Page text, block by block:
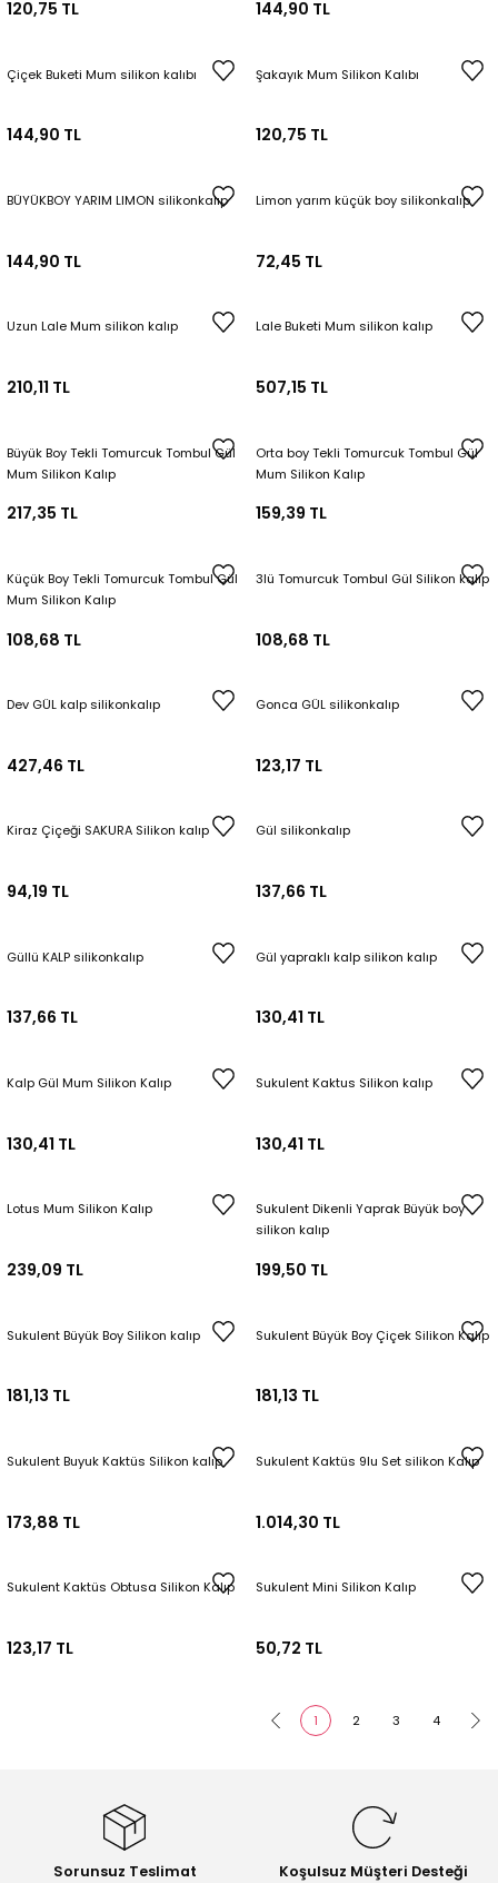
120,75 TL 144,90 TL
Çiçek Buketi Mum silikon kalıbı
144,90 TL
Şakayık Mum Silikon Kalıbı
120,75 TL
BÜYÜKBOY YARIM LIMON silikonkalıp
144,90 TL
Limon yarım küçük boy silikonkalıp
72,45 TL
Uzun Lale Mum silikon kalıp
210,11 TL
Lale Buketi Mum silikon kalıp
507,15 TL
Büyük Boy Tekli Tomurcuk Tombul Gül
Mum Silikon Kalıp
217,35 TL
Orta boy Tekli Tomurcuk Tombul Gül
Mum Silikon Kalıp
159,39 TL
Küçük Boy Tekli Tomurcuk Tombul Gül
Mum Silikon Kalıp
108,68 TL
3lü Tomurcuk Tombul Gül Silikon kalıp
108,68 TL
Dev GÜL kalp silikonkalıp
427,46 TL
Gonca GÜL silikonkalıp
123,17 TL
Kiraz Çiçeği SAKURA Silikon kalıp
94,19 TL
Gül silikonkalıp
137,66 TL
Güllü KALP silikonkalıp
137,66 TL
Gül yapraklı kalp silikon kalıp
130,41 TL
Kalp Gül Mum Silikon Kalıp
130,41 TL
Sukulent Kaktus Silikon kalıp
130,41 TL
Lotus Mum Silikon Kalıp
239,09 TL
Sukulent Dikenli Yaprak Büyük boy
silikon kalıp
199,50 TL
Sukulent Büyük Boy Silikon kalıp
181,13 TL
Sukulent Büyük Boy Çiçek Silikon Kalıp
181,13 TL
Sukulent Buyuk Kaktüs Silikon kalıp
173,88 TL
Sukulent Kaktüs 9lu Set silikon Kalıp
1.014,30 TL
Sukulent Kaktüs Obtusa Silikon Kalıp
123,17 TL
Sukulent Mini Silikon Kalıp
50,72 TL
1 2 3 4
Sorunsuz Teslimat Koşulsuz Müşteri Desteği